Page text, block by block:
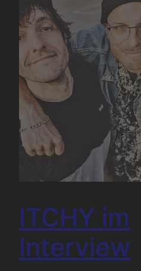
ITCHY im
Interview